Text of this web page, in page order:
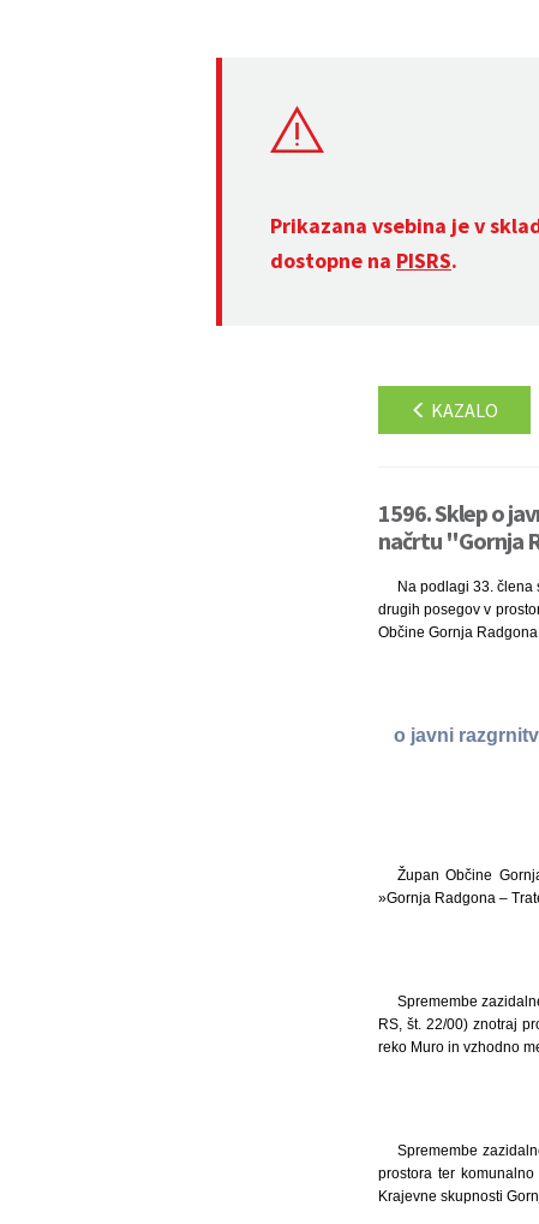
Prikazana vsebina je v
dostopne na PISRS.
KAZALO
1596. Sklep o
načrtu "Gornja
Na podlagi 33. člena
drugih posegov v
Občine Gornja
o javni
Župan Občine
»Gornja Radgona –
Spremembe
RS, št. 22/00) znotraj
reko Muro in vzhodno
Spremembe
prostora ter
Krajevne skupnosti